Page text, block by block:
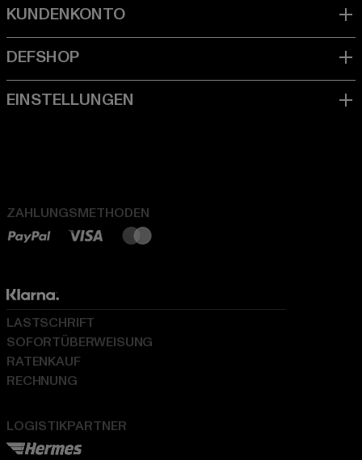
ZAHLUNGSMETHODEN
LOGISTIKPARTNER
LASTSCHRIFT
SOFORTÜBERWEISUNG
RATENKAUF
RECHNUNG